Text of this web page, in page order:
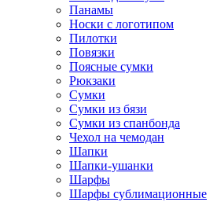
Панамы
Носки с логотипом
Пилотки
Повязки
Поясные сумки
Рюкзаки
Сумки
Сумки из бязи
Сумки из спанбонда
Чехол на чемодан
Шапки
Шапки-ушанки
Шарфы
Шарфы сублимационные